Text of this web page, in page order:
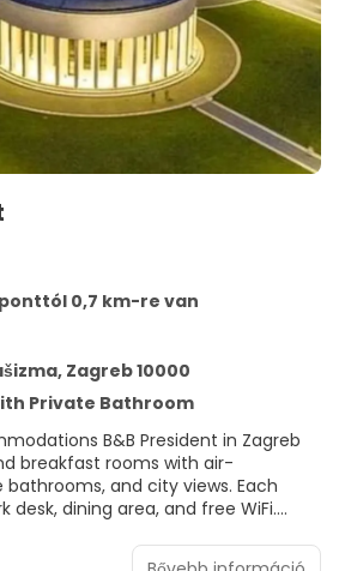
0,7 km-re van
Zagreb 10000
Private Bathroom
in Zagreb
breakfast rooms with air-
and city views. Each
desk, dining area, and free WiFi.
Additional features include a TV,